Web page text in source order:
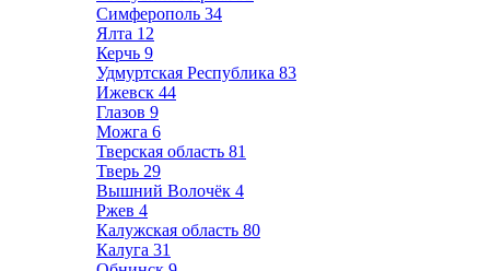
Симферополь 34
Ялта 12
Керчь 9
Удмуртская Республика 83
Ижевск 44
Глазов 9
Можга 6
Тверская область 81
Тверь 29
Вышний Волочёк 4
Ржев 4
Калужская область 80
Калуга 31